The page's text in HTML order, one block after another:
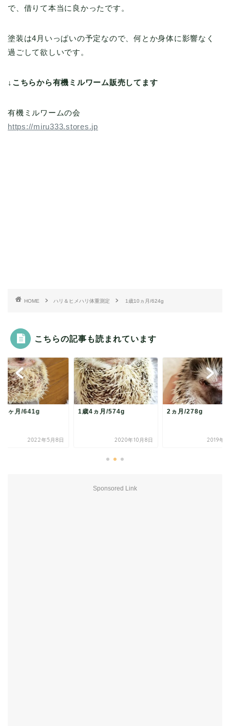
で、借りて本当に良かったです。
塗装は4月いっぱいの予定なので、何とか身体に影響なく
過ごして欲しいです。
↓こちらから有機ミルワーム販売してます
有機ミルワームの会
https://miru333.stores.jp
HOME ハリ＆ヒメハリ体重測定 1歳10ヵ月/624g
こちらの記事も読まれています
ヶ月/641g
2022年5月8日
1歳4ヵ月/574g
2020年10月8日
2ヵ月/278g
2019年8
Sponsored Link